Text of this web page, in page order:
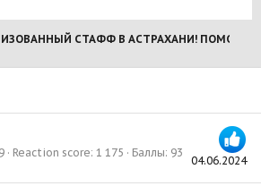
СТАФФ В АСТРАХАНИ!
04.06.2024
Reaction score 1 175 Баллы 93